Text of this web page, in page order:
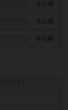
非公開
非公開
非公開